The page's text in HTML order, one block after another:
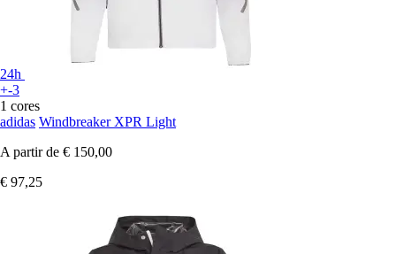
24h
+-3
1 cores
adidas Windbreaker XPR Light
A partir de € 150,00
€ 97,25